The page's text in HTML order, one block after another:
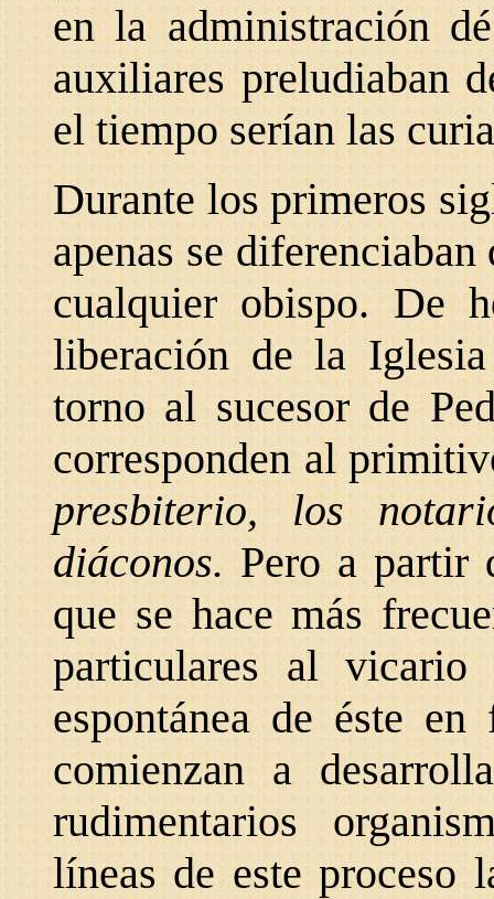
en la administración
auxiliares preludiaban
el tiempo serían las
Durante los primeros
apenas se
cualquier obispo. De
liberación de la
torno al sucesor de
corresponden al
presbiterio, los
diáconos.Pero a partir
que se hace más
particulares al
espontánea de éste
comienzan a
rudimentarios
líneas de este proceso